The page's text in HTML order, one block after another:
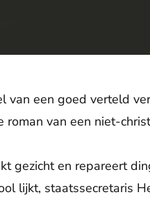
van een goed verteld
van een niet-
gezicht en repareert
lijkt, staatssecretaris